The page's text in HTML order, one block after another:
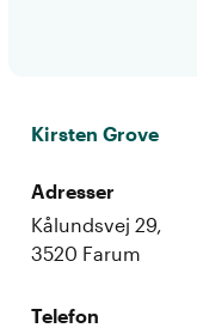
Kirsten Grove
Adresser
Kålundsvej 29,
3520 Farum
Telefon